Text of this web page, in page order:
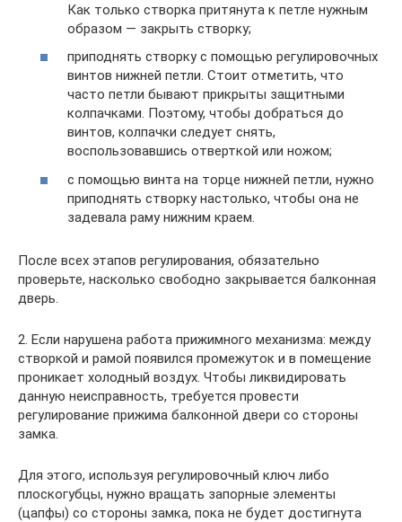
Как только створка притянута к петле нужным
образом — закрыть створку;
приподнять створку с помощью регулировочных
винтов нижней петли. Стоит отметить, что
часто петли бывают прикрыты защитными
колпачками. Поэтому, чтобы добраться до
винтов, колпачки следует снять,
воспользовавшись отверткой или ножом;
с помощью винта на торце нижней петли, нужно
приподнять створку настолько, чтобы она не
задевала раму нижним краем.
После всех этапов регулирования, обязательно
проверьте, насколько свободно закрывается балконная
дверь.
2. Если нарушена работа прижимного механизма: между
створкой и рамой появился промежуток и в помещение
проникает холодный воздух. Чтобы ликвидировать
данную неисправность, требуется провести
регулирование прижима балконной двери со стороны
замка.
Для этого, используя регулировочный ключ либо
плоскогубцы, нужно вращать запорные элементы
(цапфы) со стороны замка, пока не будет достигнута